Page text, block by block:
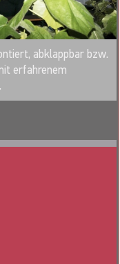
abklappbar bzw.
erfahrenem